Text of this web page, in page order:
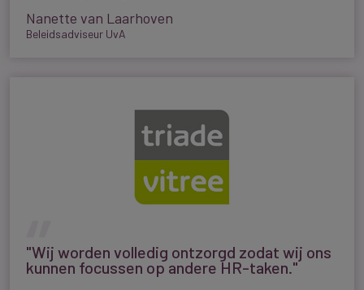
Nanette van Laarhoven
Beleidsadviseur UvA
"Wij worden volledig ontzorgd zodat wij ons
kunnen focussen op andere HR-taken."